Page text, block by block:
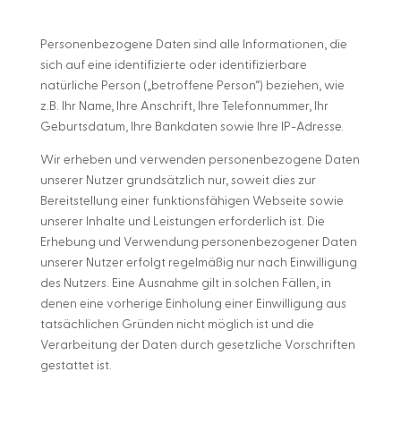
Personenbezogene Daten sind alle Informationen, die
sich auf eine identifizierte oder identifizierbare
natürliche Person („betroffene Person“) beziehen, wie
z.B. Ihr Name, Ihre Anschrift, Ihre Telefonnummer, Ihr
Geburtsdatum, Ihre Bankdaten sowie Ihre IP-Adresse.
Wir erheben und verwenden personenbezogene Daten
unserer Nutzer grundsätzlich nur, soweit dies zur
Bereitstellung einer funktionsfähigen Webseite sowie
unserer Inhalte und Leistungen erforderlich ist. Die
Erhebung und Verwendung personenbezogener Daten
unserer Nutzer erfolgt regelmäßig nur nach Einwilligung
des Nutzers. Eine Ausnahme gilt in solchen Fällen, in
denen eine vorherige Einholung einer Einwilligung aus
tatsächlichen Gründen nicht möglich ist und die
Verarbeitung der Daten durch gesetzliche Vorschriften
gestattet ist.